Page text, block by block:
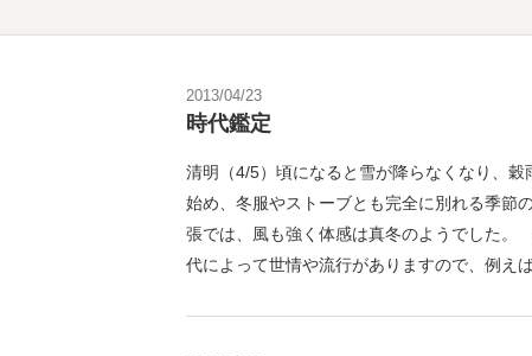
2013/04/23
時代鑑定
清明（4/5）頃になると雪が降らなくなり、
始め、冬服やストーブとも完全に別れる季節
張では、風も強く体感は真冬のようでした
代によって世情や流行がありますので、例え